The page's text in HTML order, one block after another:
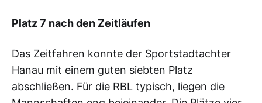
Platz 7 nach den Zeitläufen
Das Zeitfahren konnte der Sportstadtachter
Hanau mit einem guten siebten Platz
abschließen. Für die RBL typisch, liegen die